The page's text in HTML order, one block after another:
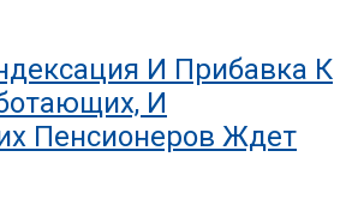
И Прибавка К
И
Пенсионеров Ждет